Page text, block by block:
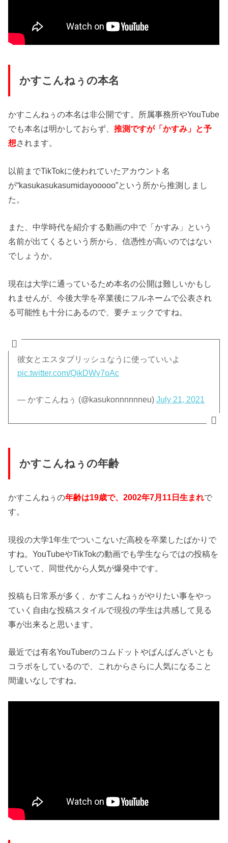
かすこんねぅの本名
かすこんねぅの本名は非公開です。所属事務所やYouTube
でも本名は明かしておらず、推測ですが「かすみ」と予
想されます。
以前までTikTokに使われていたアカウント名
が“kasukasukasumidayooooo”という所から推測しまし
た。
また、中学時代を紹介する動画の中で「かすみ」という
名前が出てくるという所から、信憑性が高いのではない
でしょうか。
現在は大学に通っているため本名の公開は難しいかもし
れませんが、今後大学を卒業後にフルネームで公表され
る可能性も十分にあるので、要チェックですね。
彼女とエスタブリッシュなうに使っていいよ
pic.twitter.com/QikDWy7oAc
— かすこんねぅ (@kasukonnnnnneu)July 21, 2021
かすこんねぅの年齢
かすこんねぅの年齢は19歳で、2002年7月11日生まれで
す。
現役の大学1年生でついこないだ高校を卒業したばかりで
すね。YouTubeやTikTokの動画でも学生ならではの投稿を
していて、同世代から人気が爆発中です。
投稿も日常系が多く、かすこんねぅがやりたい事をやっ
ていく自由な投稿スタイルで現役の学生は共感して見る
事が出来ると思います。
最近では有名YouTuberのコムドットやばんばんざいとも
コラボをしているので、これからさらに人気になること
間違いなしですね。